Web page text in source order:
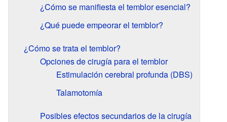
¿Cómo se manifiesta el temblor esencial?
¿Qué puede empeorar el temblor?
¿Cómo se trata el temblor?
Opciones de cirugía para el temblor
Estimulación cerebral profunda (DBS)
Talamotomía
Posibles efectos secundarios de la cirugía